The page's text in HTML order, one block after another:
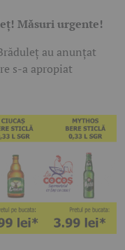
Măsuri urgente!
au anunțat
s-a apropiat